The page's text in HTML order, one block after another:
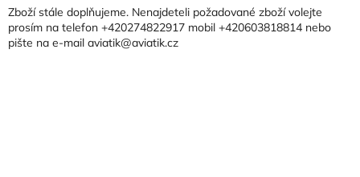
aZboží stále doplňujeme. Nenajdeteli požadované zboží volejte
prosím na telefon +420274822917 mobil +420603818814 nebo
pište na e-mail aviatik@aviatik.cz